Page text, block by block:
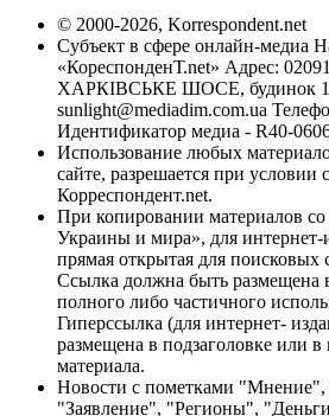
© 2000-2026, Korrespondent.net
Субъект в сфере онлайн-медиа
«КореспонденТ.net» Адрес:
ХАРКІВСЬКЕ ШОСЕ, будинок
sunlight@mediadim.com.ua
Идентификатор медиа - R40-
Использование любых
сайте, разрешается при условии
Корреспондент.net.
При копировании материалов
Украины и мира», для интернет-
прямая открытая для поисковых
Ссылка должна быть размещена
полного либо частичного
Гиперссылка (для интернет-
размещена в подзаголовке или в
материала.
Новости с пометками "Мнение",
"Заявление", "Регионы",